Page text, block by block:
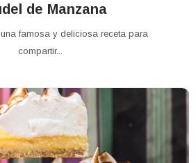
de Manzana
famosa y deliciosa receta para
compartir...